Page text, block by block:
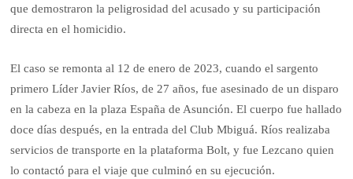
que demostraron la peligrosidad del acusado y su participación
directa en el homicidio.
El caso se remonta al 12 de enero de 2023, cuando el sargento
primero Líder Javier Ríos, de 27 años, fue asesinado de un disparo
en la cabeza en la plaza España de Asunción. El cuerpo fue hallado
doce días después, en la entrada del Club Mbiguá. Ríos realizaba
servicios de transporte en la plataforma Bolt, y fue Lezcano quien
lo contactó para el viaje que culminó en su ejecución.